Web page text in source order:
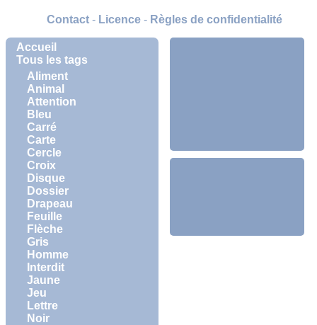
Accueil
Tous les tags
Aliment
Animal
Attention
Bleu
Carré
Carte
Cercle
Croix
Disque
Dossier
Drapeau
Feuille
Flèche
Gris
Homme
Interdit
Jaune
Jeu
Lettre
Noir
Contact- Licence- Règles de confidentialité